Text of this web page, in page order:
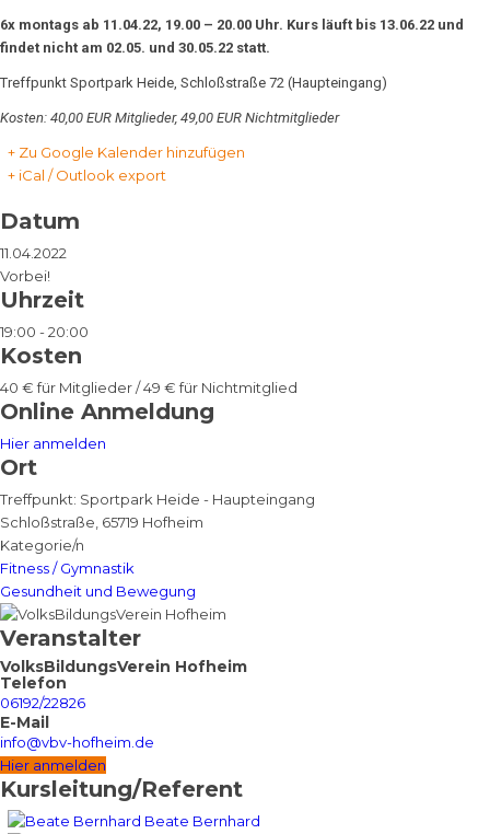
6x montags ab 11.04.22, 19.00 – 20.00 Uhr. Kurs läuft bis 13.06.22 und
findet nicht am 02.05. und 30.05.22 statt.
Treffpunkt Sportpark Heide, Schloßstraße 72 (Haupteingang)
Kosten: 40,00 EUR Mitglieder, 49,00 EUR Nichtmitglieder
+ Zu Google Kalender hinzufügen
+ iCal / Outlook export
Datum
11.04.2022
Vorbei!
Uhrzeit
19:00 - 20:00
Kosten
40 € für Mitglieder / 49 € für Nichtmitglied
Online Anmeldung
Hier anmelden
Ort
Treffpunkt: Sportpark Heide - Haupteingang
Schloßstraße, 65719 Hofheim
Kategorie/n
Fitness / Gymnastik
Gesundheit und Bewegung
Veranstalter
VolksBildungsVerein Hofheim
Telefon
06192/22826
E-Mail
info@vbv-hofheim.de
Hier anmelden
Kursleitung/Referent
Beate Bernhard